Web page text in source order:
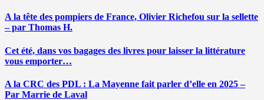
A la tête des pompiers de France, Olivier Richefou sur la sellette
– par Thomas H.
Cet été, dans vos bagages des livres pour laisser la littérature
vous emporter…
A la CRC des PDL : La Mayenne fait parler d’elle en 2025 –
Par Marrie de Laval